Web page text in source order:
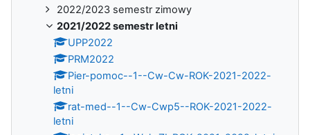
2022/2023 semestr zimowy
2021/2022 semestr letni
UPP2022
PRM2022
Pier-pomoc--1--Cw-Cw-ROK-2021-2022-
letni
rat-med--1--Cw-Cwp5--ROK-2021-2022-
letni